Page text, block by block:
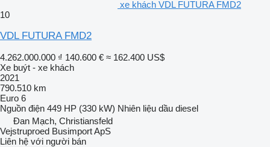
xe khách VDL FUTURA FMD2
10
VDL FUTURA FMD2
4.262.000.000 ₫ 140.600 € ≈ 162.400 US$
Xe buýt - xe khách
2021
790.510 km
Euro 6
Nguồn điện 449 HP (330 kW) Nhiên liệu dầu diesel
Đan Mạch, Christiansfeld
Vejstruproed Busimport ApS
Liên hệ với người bán